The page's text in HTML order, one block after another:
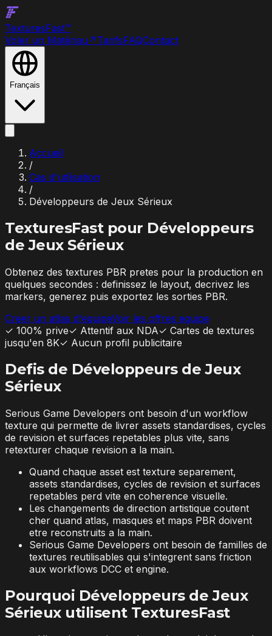
TexturesFast™
Voler un Matériau ↗ TarifsFAQContact
Français
Accueil
/
Cas d'utilisation
/
Développeurs de Jeux Sérieux
TexturesFast pour Développeurs
de Jeux Sérieux
Obtenez des textures PBR pretes pour la production en
quelques secondes : definissez le layout, decrivez les
markers, generez puis exportez les sorties PBR.
Creer un atlas d'equipeVoir les offres equipe
✓ 100% prive✓ Attentif aux NDA✓ Cartes de textures
jusqu'en 8K✓ Aucun profil publicitaire
Defis de Développeurs de Jeux
Sérieux
Serious Game Developers ont besoin d'un workflow
texture qui permette de livrer assets standardises, cycles
de revision et surfaces repetables plus vite, sans
retexturer chaque revision a la main.
Quand chaque asset est texture separement,
assets standardises, cycles de revision et surfaces
repetables perd vite en coherence visuelle.
Les changements de direction artistique coutent
cher quand atlas, masques et maps PBR doivent
etre reconstruits a la main.
Serious Game Developers ont besoin de familles de
textures reutilisables qui s'integrent sans friction
aux workflows DCC et engine.
Pourquoi Développeurs de Jeux
Sérieux utilisent TexturesFast